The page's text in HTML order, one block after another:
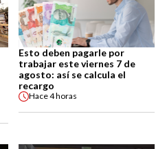
Esto deben pagarle por
trabajar este viernes 7 de
agosto: así se calcula el
recargo
Hace4 horas